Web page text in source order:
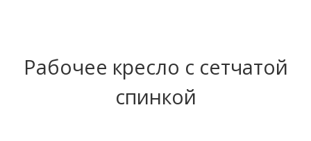
Рабочее кресло с сетчатой
спинкой